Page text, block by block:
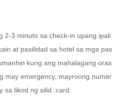
2-3 minuto sa check-in upang ipali
at pasilidad sa hotel sa mga pas
kung ang mahalagang oras
may emergency, mayroong numer
sa likod ng silid. card.